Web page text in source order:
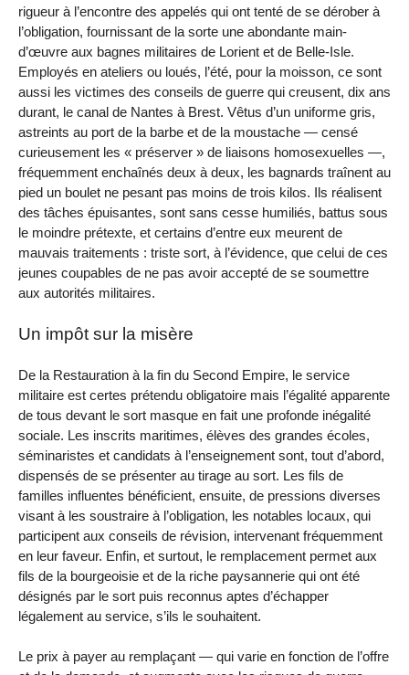
rigueur à l’encontre des appelés qui ont tenté de se dérober à
l’obligation, fournissant de la sorte une abondante main-
d’œuvre aux bagnes militaires de Lorient et de Belle-Isle.
Employés en ateliers ou loués, l’été, pour la moisson, ce sont
aussi les victimes des conseils de guerre qui creusent, dix ans
durant, le canal de Nantes à Brest. Vêtus d’un uniforme gris,
astreints au port de la barbe et de la moustache — censé
curieusement les « préserver » de liaisons homosexuelles —,
fréquemment enchaînés deux à deux, les bagnards traînent au
pied un boulet ne pesant pas moins de trois kilos. Ils réalisent
des tâches épuisantes, sont sans cesse humiliés, battus sous
le moindre prétexte, et certains d’entre eux meurent de
mauvais traitements : triste sort, à l’évidence, que celui de ces
jeunes coupables de ne pas avoir accepté de se soumettre
aux autorités militaires.
Un impôt sur la misère
De la Restauration à la fin du Second Empire, le service
militaire est certes prétendu obligatoire mais l’égalité apparente
de tous devant le sort masque en fait une profonde inégalité
sociale. Les inscrits maritimes, élèves des grandes écoles,
séminaristes et candidats à l’enseignement sont, tout d’abord,
dispensés de se présenter au tirage au sort. Les fils de
familles influentes bénéficient, ensuite, de pressions diverses
visant à les soustraire à l’obligation, les notables locaux, qui
participent aux conseils de révision, intervenant fréquemment
en leur faveur. Enfin, et surtout, le remplacement permet aux
fils de la bourgeoisie et de la riche paysannerie qui ont été
désignés par le sort puis reconnus aptes d’échapper
légalement au service, s’ils le souhaitent.
Le prix à payer au remplaçant — qui varie en fonction de l’offre